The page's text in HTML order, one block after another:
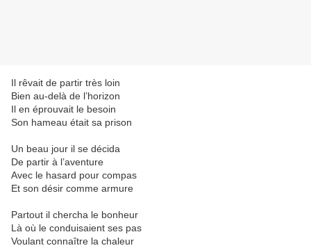
Il rêvait de partir très loin
Bien au-delà de l’horizon
Il en éprouvait le besoin
Son hameau était sa prison
Un beau jour il se décida
De partir à l’aventure
Avec le hasard pour compas
Et son désir comme armure
Partout il chercha le bonheur
Là où le conduisaient ses pas
Voulant connaître la chaleur